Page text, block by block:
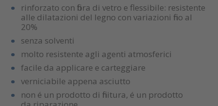
rinforzato con fibra di vetro e flessibile: resistente
alle dilatazioni del legno con variazioni fino al
20%
senza solventi
molto resistente agli agenti atmosferici
facile da applicare e carteggiare
verniciabile appena asciutto
non é un prodotto di finitura, é un prodotto